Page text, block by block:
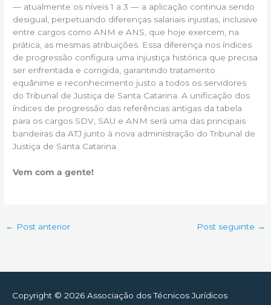
— atualmente os níveis 1 a 3 — a aplicação continua sendo
desigual, perpetuando diferenças salariais injustas, inclusive
entre cargos como ANM e ANS, que hoje exercem, na
prática, as mesmas atribuições. Essa diferença nos índices
de progressão configura uma injustiça histórica que precisa
ser enfrentada e corrigida, garantindo tratamento
equânime e reconhecimento justo a todos os servidores
do Tribunal de Justiça de Santa Catarina. A unificação dos
índices de progressão das referências antigas da tabela
para os cargos SDV, SAU e ANM será uma das principais
bandeiras da ATJ junto à nova administração do Tribunal de
Justiça de Santa Catarina.
Vem com a gente!
← Post anterior Post seguinte →
Copyright © 2026 Associação dos Técnicos Jurídicos